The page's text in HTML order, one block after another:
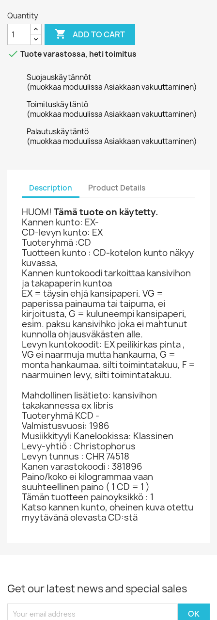
Quantity
 ADD TO CART
 Tuote varastossa, heti toimitus
Suojauskäytännöt
(muokkaa moduulissa Asiakkaan vakuuttaminen)
Toimituskäytäntö
(muokkaa moduulissa Asiakkaan vakuuttaminen)
Palautuskäytäntö
(muokkaa moduulissa Asiakkaan vakuuttaminen)
Description Product Details
HUOM! Tämä tuote on käytetty.
Kannen kunto: EX-
CD-levyn kunto: EX
Tuoteryhmä :CD
Tuotteen kunto : CD-kotelon kunto näkyy
kuvassa,
Kannen kuntokoodi tarkoittaa kansivihon
ja takapaperin kuntoa
EX = täysin ehjä kansipaperi. VG =
paperissa painauma tai taipuma, ei
kirjoitusta, G = kuluneempi kansipaperi,
esim. paksu kansivihko joka ei mahtunut
kunnolla ohjausväkästen alle.
Levyn kuntokoodit: EX peilikirkas pinta ,
VG ei naarmuja mutta hankauma, G =
monta hankaumaa. silti toimintatakuu, F =
naarmuinen levy, silti toimintatakuu.
Mahdollinen lisätieto: kansivihon
takakannessa ex libris
Tuoteryhmä KCD -
Valmistusvuosi: 1986
Musiikkityyli Kanelookissa: Klassinen
Levy-yhtiö : Christophorus
Levyn tunnus : CHR 74518
Kanen varastokoodi : 381896
Paino/koko ei kilogrammaa vaan
suuhteellinen paino ( 1 CD = 1 )
Tämän tuotteen painoyksikkö : 1
Katso kannen kunto, oheinen kuva otettu
myytävänä olevasta CD:stä
Get our latest news and special sales